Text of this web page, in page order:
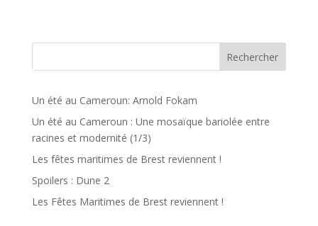
Rechercher
Un été au Cameroun: Arnold Fokam
Un été au Cameroun : Une mosaïque bariolée entre
racines et modernité (1/3)
Les fêtes maritimes de Brest reviennent !
Spoilers : Dune 2
Les Fêtes Maritimes de Brest reviennent !